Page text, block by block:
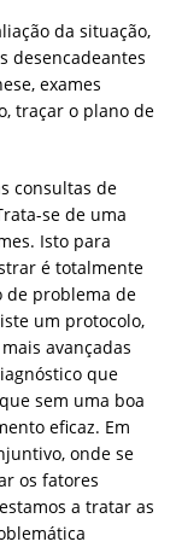
da situação,
desencadeantes
exames
traçar o plano de
consultas de
se de uma
Isto para
é totalmente
de problema de
um protocolo,
avançadas
que
sem uma boa
eficaz. Em
onde se
os fatores
a tratar as